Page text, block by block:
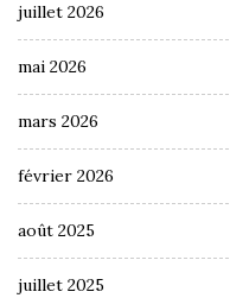
juillet 2026
mai 2026
mars 2026
février 2026
août 2025
juillet 2025